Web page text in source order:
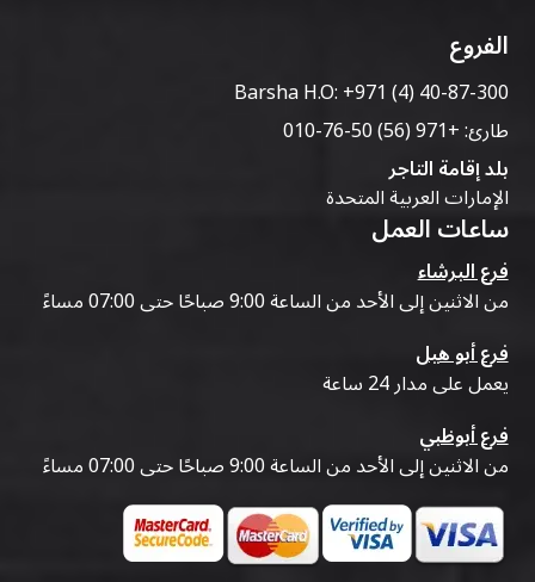
الفروع
Barsha H.O:+971 (4) 40-87-300
طارئ:+971 (56) 50-76-010
بلد إقامة التاجر
الإمارات العربية المتحدة
ساعات العمل
فرع البرشاء
من الاثنين إلى الأحد من الساعة 9:00 صباحًا حتى 07:00 مساءً
فرع أبو هيل
يعمل على مدار 24 ساعة
فرع أبوظبي
من الاثنين إلى الأحد من الساعة 9:00 صباحًا حتى 07:00 مساءً